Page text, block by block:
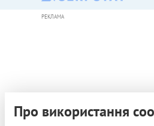
РЕКЛАМА
Про використання